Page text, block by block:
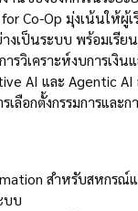
Co-Op มุ่งเน้นให้ผู้
เป็นระบบ พร้อมเรีย
วิเคราะห์งบการเงิน
AI และ Agentic
ลือกตั้งกรรมการและ
สำหรับสหกรณ์
บบ